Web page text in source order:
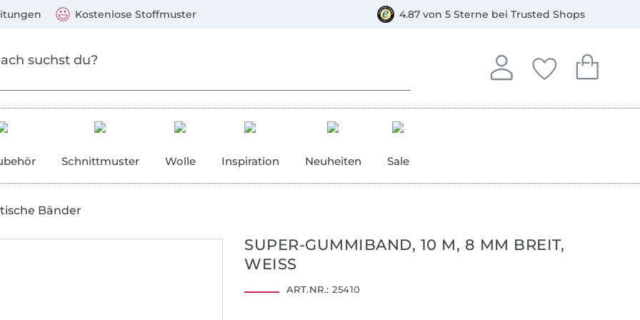
Kostenlose Stoffmuster 4.87 von 5 Sterne bei Trusted Shops
Anmelden
In deinem Konto
Deine
Du hast keine
Dein
Du hast
Schnittmuster Wolle Inspiration Neuheiten Sale
Bänder
SUPER-GUMMIBAND, 10 M, 8 MM BREIT,
WEISS
ART.NR.: 25410
Mastercard, PayPal, Giropay, Kauf auf Rechnung, Vorkasse